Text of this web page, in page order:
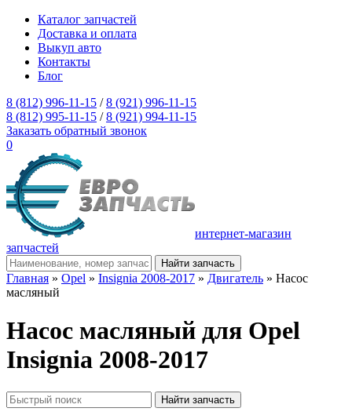
Каталог запчастей
Доставка и оплата
Выкуп авто
Контакты
Блог
8 (812) 996-11-15 /8 (921) 996-11-15
8 (812) 995-11-15 /8 (921) 994-11-15
Заказать обратный звонок
0
интернет-магазин
запчастей
Главная » Opel » Insignia 2008-2017 » Двигатель » Насос
масляный
Насос масляный для Opel
Insignia 2008-2017